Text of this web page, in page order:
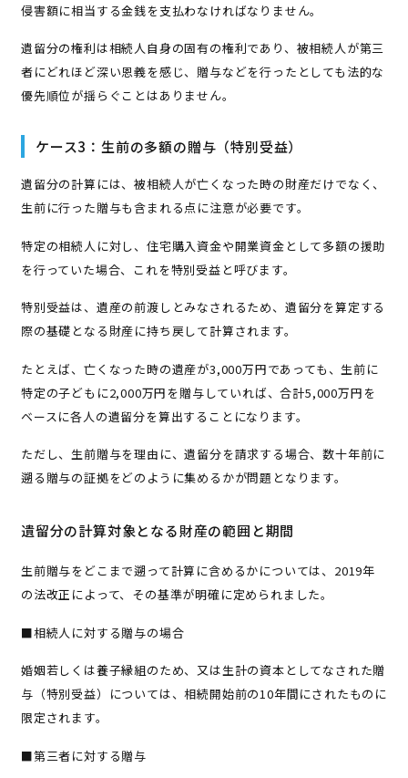
侵害額に相当する金銭を支払わなければなりません。
遺留分の権利は相続人自身の固有の権利であり、被相続人が第三
者にどれほど深い恩義を感じ、贈与などを行ったとしても法的な
優先順位が揺らぐことはありません。
ケース3：生前の多額の贈与（特別受益）
遺留分の計算には、被相続人が亡くなった時の財産だけでなく、
生前に行った贈与も含まれる点に注意が必要です。
特定の相続人に対し、住宅購入資金や開業資金として多額の援助
を行っていた場合、これを特別受益と呼びます。
特別受益は、遺産の前渡しとみなされるため、遺留分を算定する
際の基礎となる財産に持ち戻して計算されます。
たとえば、亡くなった時の遺産が3,000万円であっても、生前に
特定の子どもに2,000万円を贈与していれば、合計5,000万円を
ベースに各人の遺留分を算出することになります。
ただし、生前贈与を理由に、遺留分を請求する場合、数十年前に
遡る贈与の証拠をどのように集めるかが問題となります。
遺留分の計算対象となる財産の範囲と期間
生前贈与をどこまで遡って計算に含めるかについては、2019年
の法改正によって、その基準が明確に定められました。
■相続人に対する贈与の場合
婚姻若しくは養子縁組のため、又は生計の資本としてなされた贈
与（特別受益）については、相続開始前の10年間にされたものに
限定されます。
■第三者に対する贈与